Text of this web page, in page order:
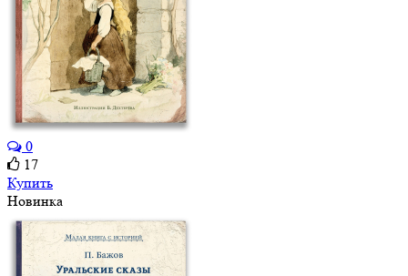
0
17
Купить
Новинка